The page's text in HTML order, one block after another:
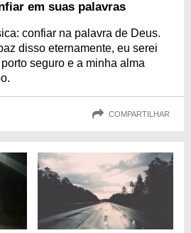
em suas palavras
confiar na palavra de Deus.
disso eternamente, eu serei
seguro e a minha alma
COMPARTILHAR